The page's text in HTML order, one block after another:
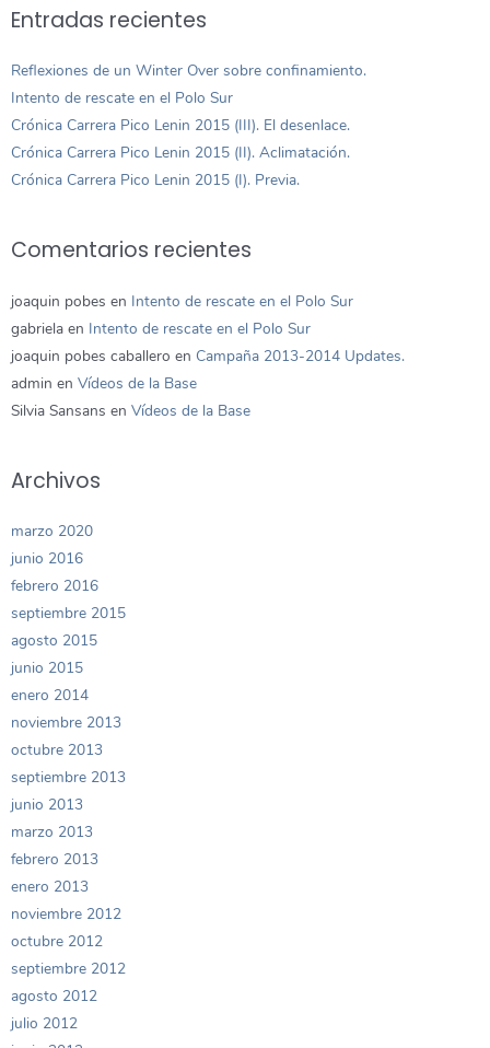
Entradas recientes
Reflexiones de un Winter Over sobre confinamiento.
Intento de rescate en el Polo Sur
Crónica Carrera Pico Lenin 2015 (III). El desenlace.
Crónica Carrera Pico Lenin 2015 (II). Aclimatación.
Crónica Carrera Pico Lenin 2015 (I). Previa.
Comentarios recientes
joaquin pobes en Intento de rescate en el Polo Sur
gabriela en Intento de rescate en el Polo Sur
joaquin pobes caballero en Campaña 2013-2014 Updates.
admin en Vídeos de la Base
Silvia Sansans en Vídeos de la Base
Archivos
marzo 2020
junio 2016
febrero 2016
septiembre 2015
agosto 2015
junio 2015
enero 2014
noviembre 2013
octubre 2013
septiembre 2013
junio 2013
marzo 2013
febrero 2013
enero 2013
noviembre 2012
octubre 2012
septiembre 2012
agosto 2012
julio 2012